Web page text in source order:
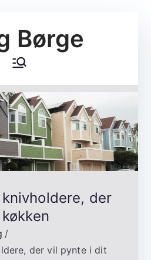
Børge
der
der vil pynte i dit